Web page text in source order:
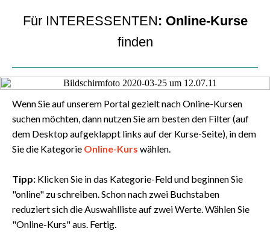
Für INTERESSENTEN: Online-Kurse
finden
Wenn Sie auf unserem Portal gezielt nach Online-Kursen
suchen möchten, dann nutzen Sie am besten den Filter (auf
dem Desktop aufgeklappt links auf der Kurse-Seite), in dem
Sie die Kategorie Online-Kurs wählen.
Tipp: Klicken Sie in das Kategorie-Feld und beginnen Sie
"online" zu schreiben. Schon nach zwei Buchstaben
reduziert sich die Auswahlliste auf zwei Werte. Wählen Sie
"Online-Kurs" aus. Fertig.